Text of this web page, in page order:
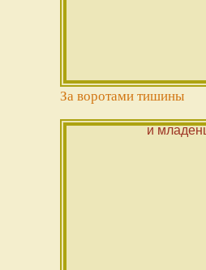
За воротами тишины